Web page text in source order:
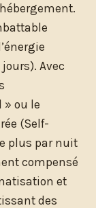
Avec
» ou le
(Self-
plus par nuit
compensé
et
des